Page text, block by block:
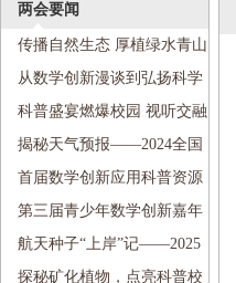
两会要闻
传播自然生态 厚植绿水青山
——2024全国科普日活动走进
沈阳铁路第五小学
从数学创新漫谈到弘扬科学
家精神——2024全国科普日活
动走进南京九校
科普盛宴燃爆校园 视听交融
畅游科技——2024全国科普日
活动走进河北街第二小学
揭秘天气预报——2024全国
科普日活动走进文艺二校新宁
小学
首届数学创新应用科普资源
创作展示交流活动顺利举行
第三届青少年数学创新嘉年
华盛大启幕
航天种子“上岸”记——2025
全国科技周“传递科学梦想”科
探秘矿化植物，点亮科普校